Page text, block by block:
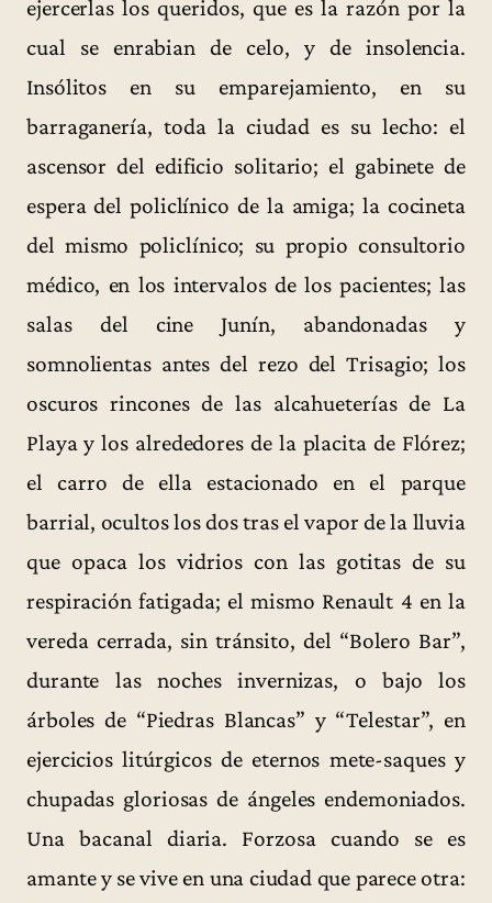
ejercerlas los queridos, que es la razón por la
cual se enrabian de celo, y de insolencia.
Insólitos en su emparejamiento, en su
barraganería, toda la ciudad es su lecho: el
ascensor del edificio solitario; el gabinete de
espera del policlínico de la amiga; la cocineta
del mismo policlínico; su propio consultorio
médico, en los intervalos de los pacientes; las
salas del cine Junín, abandonadas y
somnolientas antes del rezo del Trisagio; los
oscuros rincones de las alcahueterías de La
Playa y los alrededores de la placita de Flórez;
el carro de ella estacionado en el parque
barrial, ocultos los dos tras el vapor de la lluvia
que opaca los vidrios con las gotitas de su
respiración fatigada; el mismo Renault 4 en la
vereda cerrada, sin tránsito, del “Bolero Bar”,
durante las noches invernizas, o bajo los
árboles de “Piedras Blancas” y “Telestar”, en
ejercicios litúrgicos de eternos mete-saques y
chupadas gloriosas de ángeles endemoniados.
Una bacanal diaria. Forzosa cuando se es
amante y se vive en una ciudad que parece otra: